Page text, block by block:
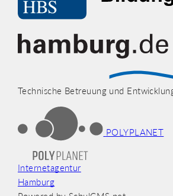
Technische Betreuung und
POLYPLANET
Internetagentur
Hamburg